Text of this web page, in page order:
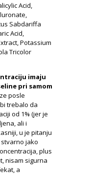
Acid,
Sabdariffa
Acid,
Potassium
Tricolor
imaju
pri samom
posle
trebalo da
od 1% (jer je
ali i
u je pitanju
jako
plus
nisam sigurna
a